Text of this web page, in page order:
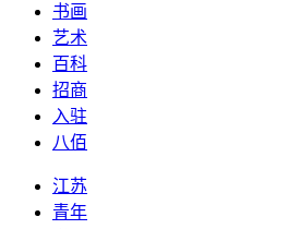
书画
艺术
百科
招商
入驻
八佰
江苏
青年